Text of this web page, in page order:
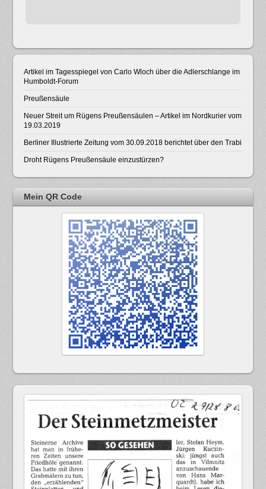
Artikel im Tagesspiegel von Carlo Wloch über die Adlerschlange im
Humboldt-Forum
Preußensäule
Neuer Streit um Rügens Preußensäulen – Artikel im Nordkurier vom
19.03.2019
Berliner Illustrierte Zeitung vom 30.09.2018 berichtet über den Trabi
Droht Rügens Preußensäule einzustürzen?
Mein QR Code